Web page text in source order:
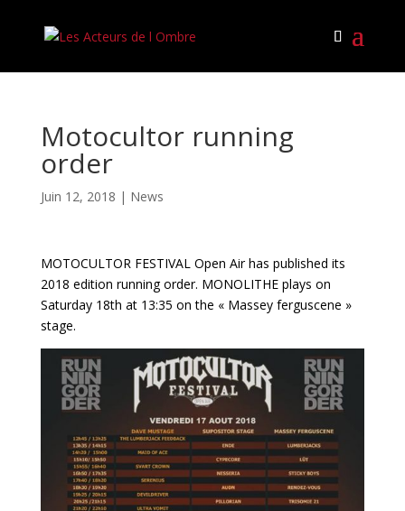
Motocultor running
order
Juin 12, 2018 | News
MOTOCULTOR FESTIVAL Open Air has published its
2018 edition running order. MONOLITHE plays on
Saturday 18th at 13:35 on the « Massey ferguscene »
stage.